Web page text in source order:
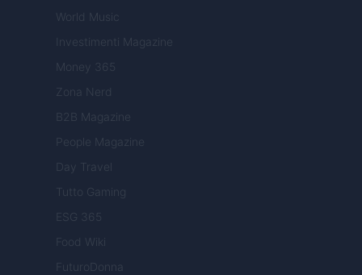
World Music
Investimenti Magazine
Money 365
Zona Nerd
B2B Magazine
People Magazine
Day Travel
Tutto Gaming
ESG 365
Food Wiki
FuturoDonna